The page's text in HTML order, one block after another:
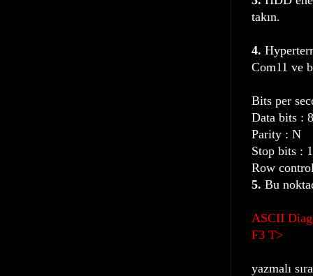
takın.
4.
Com11 ve
Bits per
Data bits : 8
Parity : N
Stop bits : 1
Row
5. Bu
ASCII
F3 T>
yazmalı